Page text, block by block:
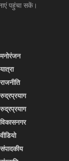
पहुंचा सकें।
मनोरंजन
यात्रा
राजनीति
रुद्रप्रयाग
रुद्रप्रयाग
विकासनगर
वीडियो
संपादकीय